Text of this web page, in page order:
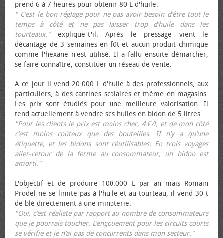
prend 6 à 7 heures pour obtenir 80 L d'huile.
" C’est le bon réglage pour ne pas avoir besoin d’être tout le
temps à côté et ne pas laisser trop d’huile dans les
tourteaux."explique-t'il. Après le pressage vient le
décantage de 3 semaines en fût et aucun produit chimique
comme l'hexane n'est utilisé. Il a fallu ensuite démarcher,
se faire connaître, constituer un réseau de vente.
A ce jour il vend 20.000 L d'huile à des professionnels, aux
particuliers, à des cantines scolaires et même en magasins.
Les prix sont étudiés pour une meilleure valorisation. Il
tend actuellement à vendre ses huiles en bidon de 5 litres
"Pour les clients le prix est moins cher, 4 €/l, et de mon côté
c’est moins coûteux que des bouteilles. II n’y a qu’une
étiquette, et les bidons sont réutilisables. En trois voyages
aller-retour de la ferme au consommateur, un bidon est
amorti."
L'objectif et de produire 100.000 L par an mais Romain
Prodel ne se limite pas à l'huile et au tourteau, il vend 30 t
de blé directement à une minoterie.
"Oui, c’est réaliste par rapport au nombre de consommateurs
que je pourrais toucher. L’engouement pour les circuits courts
se vérifie et je n’ai pas de concurrents dans mon secteur."